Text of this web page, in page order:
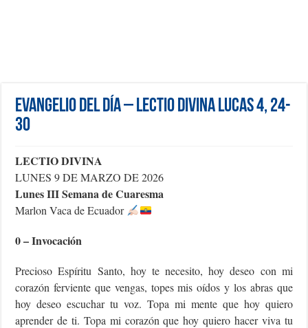
Evangelio del día – Lectio Divina Lucas 4, 24-
30
LECTIO DIVINA
LUNES 9 DE MARZO DE 2026
Lunes III Semana de Cuaresma
Marlon Vaca de Ecuador
0 – Invocación
Precioso Espíritu Santo, hoy te necesito, hoy deseo con mi
corazón ferviente que vengas, topes mis oídos y los abras que
hoy deseo escuchar tu voz. Topa mi mente que hoy quiero
aprender de ti. Topa mi corazón que hoy quiero hacer viva tu